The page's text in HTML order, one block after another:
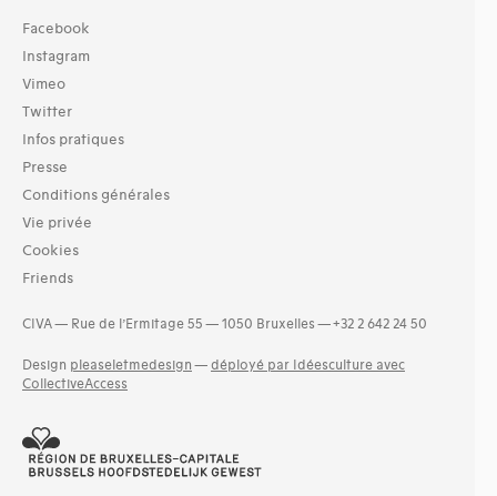
Facebook
Instagram
Vimeo
Twitter
Infos pratiques
Presse
Conditions générales
Vie privée
Cookies
Friends
CIVA — Rue de l’Ermitage 55 — 1050 Bruxelles — +32 2 642 24 50
Design pleaseletmedesign — déployé par Idéesculture avec
CollectiveAccess